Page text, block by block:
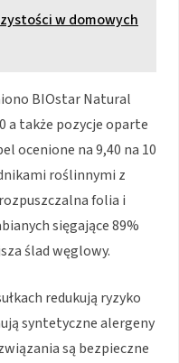
w domowych
BIOstar Natural
a także pozycje oparte
ocenione na 9,40 na 10
roślinnymi z
folia i
sięgające 89%
ślad węglowy.
redukują ryzyko
syntetyczne alergeny
są bezpieczne